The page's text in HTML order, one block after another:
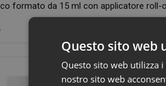
formato da 15 ml con applicatore roll-
Questo sito web
Questo sito web utilizza
nostro sito web